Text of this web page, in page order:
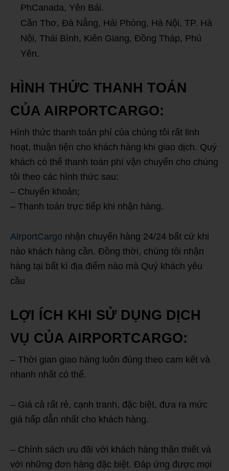
PhCanada, Yên Bái.
Cần Thơ, Đà Nẵng, Hải Phòng, Hà Nội, TP. Hà
Nội, Thái Bình, Kiên Giang, Đồng Tháp, Phú
Yên.
HÌNH THỨC THANH TOÁN
CỦA AIRPORTCARGO:
Hình thức thanh toán phí của chúng tôi rất linh
hoạt, thuận tiện cho khách hàng khi giao dịch. Quý
khách có thể thanh toán phí vận chuyển cho chúng
tôi theo các hình thức sau:
– Chuyển khoản;
– Thanh toán trực tiếp khi nhận hàng.
AirportCargo nhận chuyển hàng 24/24 bất cứ khi
nào khách hàng cần. Đồng thời, chúng tôi nhận
hàng tại bất kì địa điểm nào mà Quý khách yêu
cầu
LỢI ÍCH KHI SỬ DỤNG DỊCH
VỤ CỦA AIRPORTCARGO:
– Thời gian giao hàng luôn đúng theo cam kết và
nhanh nhất có thể.
– Giá cả rất rẻ, cạnh tranh, đặc biệt, đưa ra mức
giá hấp dẫn nhất cho khách hàng.
– Chính sách ưu đãi với khách hàng thân thiết và
với những đơn hàng đặc biệt. Đáp ứng được mọi